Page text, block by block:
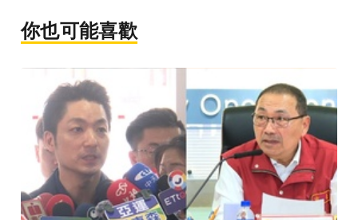
你也可能喜歡